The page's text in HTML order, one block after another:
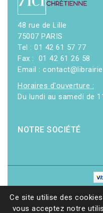
48 rue de Lille
75007 PARIS
Tel : 01 42 61 57 77
Fax : 01 42 61 26 58
Email :
Horaires d'ouverture :
Du lundi au samedi de
NOTRE SOCIÉTÉ
Ce site utilise des
vous acceptez notre
© 2026 - Librairie 7ici|